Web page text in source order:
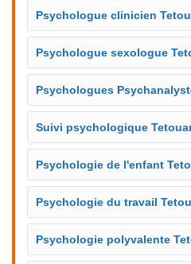
Psychologue clinicien
Psychologue sexologue
Psychologues
Suivi psychologique
Psychologie de l'enfant
Psychologie du travail
Psychologie polyvalente